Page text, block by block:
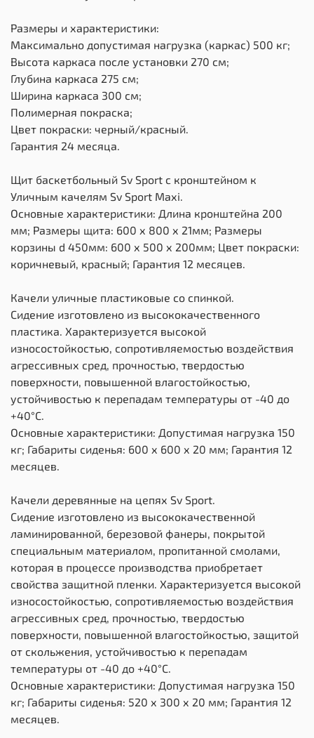
Размеры и характеристики:
Максимально допустимая нагрузка (каркас) 500 кг;
Высота каркаса после установки 270 см;
Глубина каркаса 275 см;
Ширина каркаса 300 см;
Полимерная покраска;
Цвет покраски: черный/красный.
Гарантия 24 месяца.
Щит баскетбольный Sv Sport c кронштейном к
Уличным качелям Sv Sport Maхi.
Основные характеристики: Длина кронштейна 200
мм; Размеры щита: 600 х 800 х 21мм; Размеры
корзины d 450мм: 600 х 500 х 200мм; Цвет покраски:
коричневый, красный; Гарантия 12 месяцев.
Качели уличные пластиковые со спинкой.
Сидение изготовлено из высококачественного
пластика. Характеризуется высокой
износостойкостью, сопротивляемостью воздействия
агрессивных сред, прочностью, твердостью
поверхности, повышенной влагостойкостью,
устойчивостью к перепадам температуры от -40 до
+40°С.
Основные характеристики: Допустимая нагрузка 150
кг; Габариты сиденья: 600 х 600 х 20 мм; Гарантия 12
месяцев.
Качели деревянные на цепях Sv Sport.
Сидение изготовлено из высококачественной
ламинированной, березовой фанеры, покрытой
специальным материалом, пропитанной смолами,
которая в процессе производства приобретает
свойства защитной пленки. Характеризуется высокой
износостойкостью, сопротивляемостью воздействия
агрессивных сред, прочностью, твердостью
поверхности, повышенной влагостойкостью, защитой
от скольжения, устойчивостью к перепадам
температуры от -40 до +40°С.
Основные характеристики: Допустимая нагрузка 150
кг; Габариты сиденья: 520 х 300 х 20 мм; Гарантия 12
месяцев.